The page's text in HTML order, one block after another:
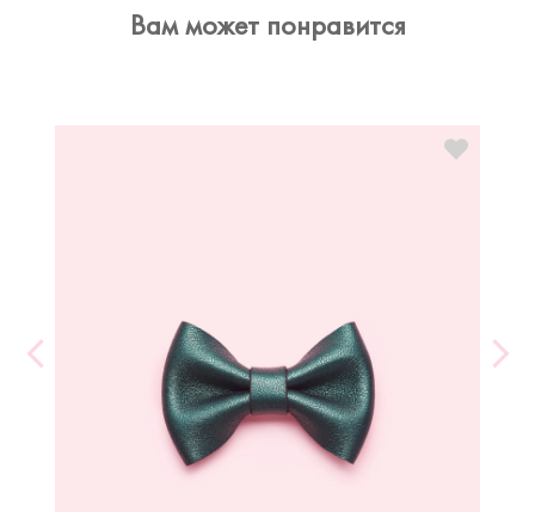
Вам может понравится